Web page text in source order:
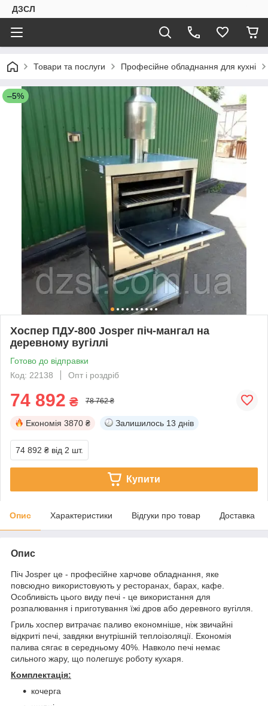
ДЗСЛ
Товари та послуги Професійне обладнання для кухні
–5%
Хоспер ПДУ-800 Josper піч-мангал на
деревному вугіллі
Готово до відправки
Код: 22138
Опт і роздріб
74 892 ₴ 78 762 ₴
Економія 3870 ₴ Залишилось 13 днів
74 892 ₴ від 2 шт.
Купити
Опис Характеристики Відгуки про товар Доставка
Опис
Піч Josper це - професійне харчове обладнання, яке
повсюдно використовують у ресторанах, барах, кафе.
Особливість цього виду печі - це використання для
розпалювання і приготування їжі дров або деревного вугілля.
Гриль хоспер витрачає паливо економніше, ніж звичайні
відкриті печі, завдяки внутрішній теплоізоляції. Економія
палива сягає в середньому 40%. Навколо печі немає
сильного жару, що полегшує роботу кухаря.
Комплектація:
кочерга